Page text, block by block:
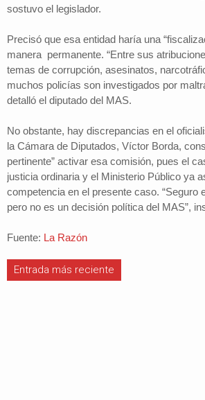
sostuvo el legislador.
Precisó que esa entidad haría una
manera permanente. “Entre sus
temas de corrupción, asesinatos,
muchos policías son investigados por
detalló el diputado del MAS.
No obstante, hay discrepancias en el
la Cámara de Diputados, Víctor Borda,
pertinente” activar esa comisión, pues el
justicia ordinaria y el Ministerio Público ya
competencia en el presente caso. “Seguro
pero no es un decisión política del MAS”,
Fuente: La Razón
Entrada más reciente